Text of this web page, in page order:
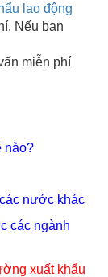
lao động
Nếu bạn
miễn phí
nào?
nước khác
các ngành
xuất khẩu